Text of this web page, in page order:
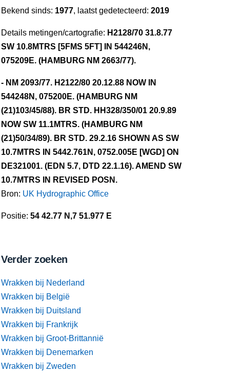
Bekend sinds: 1977, laatst gedetecteerd: 2019
Details metingen/cartografie: H2128/70 31.8.77
SW 10.8MTRS [5FMS 5FT] IN 544246N,
075209E. (HAMBURG NM 2663/77).
- NM 2093/77. H2122/80 20.12.88 NOW IN
544248N, 075200E. (HAMBURG NM
(21)103/45/88). BR STD. HH328/350/01 20.9.89
NOW SW 11.1MTRS. (HAMBURG NM
(21)50/34/89). BR STD. 29.2.16 SHOWN AS SW
10.7MTRS IN 5442.761N, 0752.005E [WGD] ON
DE321001. (EDN 5.7, DTD 22.1.16). AMEND SW
10.7MTRS IN REVISED POSN.
Bron: UK Hydrographic Office
Positie: 54 42.77 N,7 51.977 E
Verder zoeken
Wrakken bij Nederland
Wrakken bij België
Wrakken bij Duitsland
Wrakken bij Frankrijk
Wrakken bij Groot-Brittannië
Wrakken bij Denemarken
Wrakken bij Zweden